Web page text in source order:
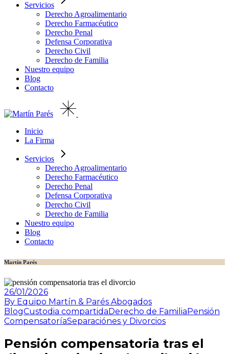
Servicios
Derecho Agroalimentario
Derecho Farmacéutico
Derecho Penal
Defensa Corporativa
Derecho Civil
Derecho de Familia
Nuestro equipo
Blog
Contacto
Inicio
La Firma
Servicios
Derecho Agroalimentario
Derecho Farmacéutico
Derecho Penal
Defensa Corporativa
Derecho Civil
Derecho de Familia
Nuestro equipo
Blog
Contacto
Martín Parés
26/01/2026
By Equipo Martín & Parés Abogados
BlogCustodia compartidaDerecho de FamiliaPensión
CompensatoríaSeparaciónes y Divorcios
Pensión compensatoria tras el